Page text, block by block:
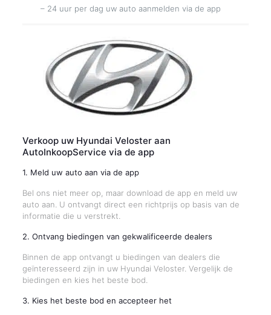
– 24 uur per dag uw auto aanmelden via de app
Verkoop uw Hyundai Veloster aan
AutoInkoopService via de app
1. Meld uw auto aan via de app
Bel ons niet meer op, maar download de app en meld uw
auto aan. U ontvangt direct een richtprijs op basis van de
informatie die u verstrekt.
2. Ontvang biedingen van gekwalificeerde dealers
Binnen de app ontvangt u biedingen van dealers die
geïnteresseerd zijn in uw Hyundai Veloster. Vergelijk de
biedingen en kies het beste bod.
3. Kies het beste bod en accepteer het